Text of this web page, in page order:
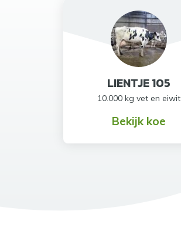
LIENTJE 105
10.000 kg vet en eiwit
Bekijk koe